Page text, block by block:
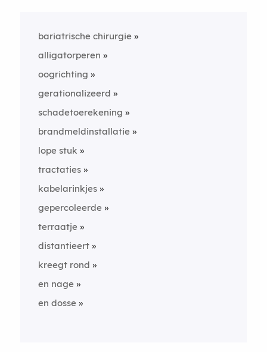
bariatrische chirurgie
alligatorperen
oogrichting
gerationalizeerd
schadetoerekening
brandmeldinstallatie
lope stuk
tractaties
kabelarinkjes
gepercoleerde
terraatje
distantieert
kreegt rond
en nage
en dosse